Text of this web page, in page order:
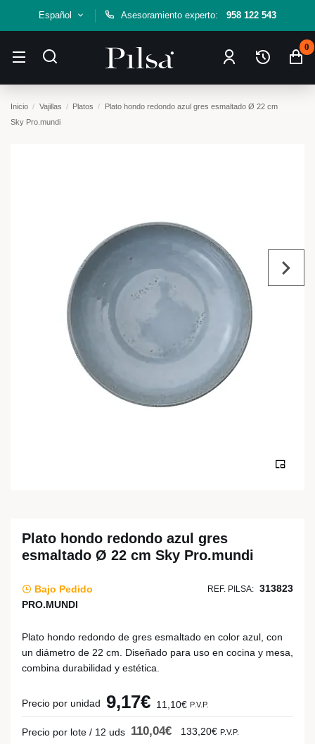
Español Asesoramiento experto: 958 122 543
0
Inicio Vajillas Platos
Plato hondo redondo azul gres esmaltado Ø 22 cm
Sky Pro.mundi
Plato hondo redondo azul gres
esmaltado Ø 22 cm Sky Pro.mundi
Bajo Pedido REF. PILSA: 313823
PRO.MUNDI
Plato hondo redondo de gres esmaltado en color azul, con
un diámetro de 22 cm. Diseñado para uso en cocina y mesa,
combina durabilidad y estética.
Precio por unidad 9,17€ 11,10€ P.V.P.
Precio por lote / 12 uds 110,04€ 133,20€ P.V.P.